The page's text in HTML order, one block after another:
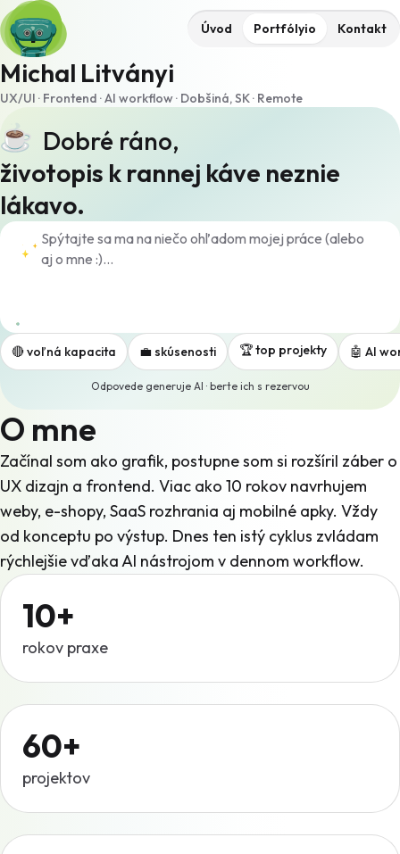
Úvod Portfólyio Kontakt
Michal Litványi
UX/UI · Frontend · AI workflow · Dobšiná, SK · Remote
Dobré ráno,
životopis k rannej káve neznie
lákavo.
🔴 voľná kapacita 💼 skúsenosti 🏆 top projekty 🤖 AI
Odpovede generuje AI · berte ich s rezervou
O mne
Začínal som ako grafik, postupne som si rozšíril záber o
UX dizajn a frontend. Viac ako 10 rokov navrhujem
weby, e-shopy, SaaS rozhrania aj mobilné apky. Vždy
od konceptu po výstup. Dnes ten istý cyklus zvládam
rýchlejšie vďaka AI nástrojom v dennom workflow.
10+
rokov praxe
60+
projektov